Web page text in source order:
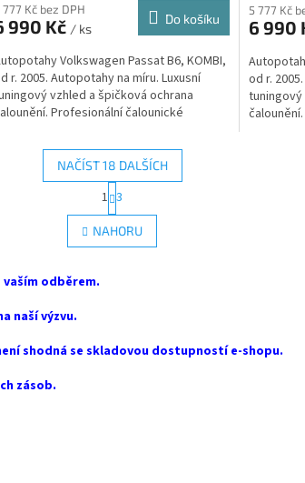
777 Kč bez DPH
990 Kč / ks
Do košíku
Volkswagen Passat B6, KOMBI,
r. 2005. Autopotahy na míru. Luxusní
vzhled a špičková ochrana
Profesionální čalounické
5 777 Kč
6 990
od r.
tuningový
O
v
l
p
r
NAČÍST 18 DALŠÍCH
S
t
r
á
n
1 3
NAHORU
odběrem.
naší výzvu.
shodná se skladovou dostupností e-shopu.
zásob.